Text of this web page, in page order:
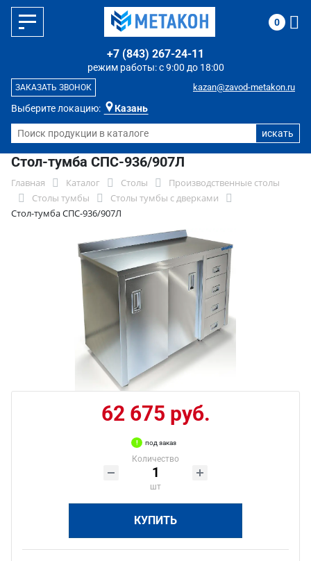
Выберите локацию: Казань
режим работы: с 9:00 до 18:00
+7 (843) 267-24-11
kazan@zavod-metakon.ru
ЗАКАЗАТЬ ЗВОНОК
0
Стол-тумба СПС-936/907Л
Главная Каталог Столы
Производственные столы
Столы тумбы
Столы тумбы с дверками
Стол-тумба СПС-936/907Л
62 675 руб.
под заказ
Количество
шт
КУПИТЬ